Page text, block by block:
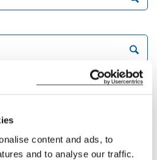
content and ads, to
and to analyse our traffic.
que pagarle Smart